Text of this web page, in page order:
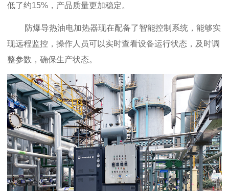
低了约15%，产品质量更加稳定。
防爆导热油电加热器现在配备了智能控制系统，能够实
现远程监控，操作人员可以实时查看设备运行状态，及时调
整参数，确保生产状态。